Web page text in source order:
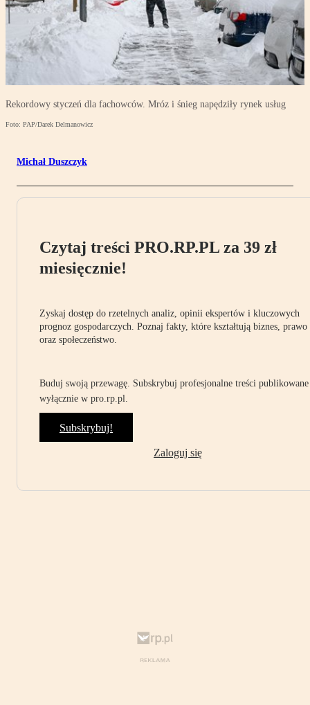
Rekordowy styczeń dla fachowców. Mróz i śnieg napędziły rynek usług
Foto: PAP/Darek Delmanowicz
Michał Duszczyk
Czytaj treści PRO.RP.PL za 39 zł
miesięcznie!
Zyskaj dostęp do rzetelnych analiz, opinii ekspertów i kluczowych
prognoz gospodarczych. Poznaj fakty, które kształtują biznes, prawo
oraz społeczeństwo.
Buduj swoją przewagę. Subskrybuj profesjonalne treści publikowane
wyłącznie w pro.rp.pl.
Subskrybuj!
Zaloguj się